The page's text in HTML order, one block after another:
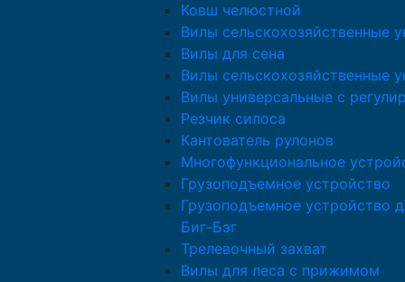
Ковш челюстной
Вилы сельскохозяйственные
Вилы для сена
Вилы сельскохозяйственные
Вилы универсальные с
Резчик силоса
Кантователь рулонов
Многофункциональное
Грузоподъемное устройство
Грузоподъемное устройство
Биг-Бэг
Трелевочный захват
Вилы для леса с прижимом